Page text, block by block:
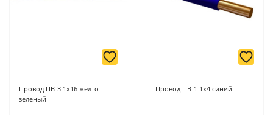
Провод ПВ-3 1х16 желто-
зеленый
Провод ПВ-1 1х4 синий